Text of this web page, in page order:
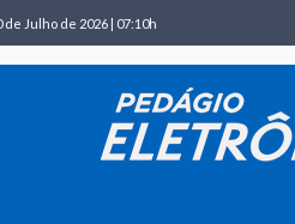
Julho de 2026 | 07:10h